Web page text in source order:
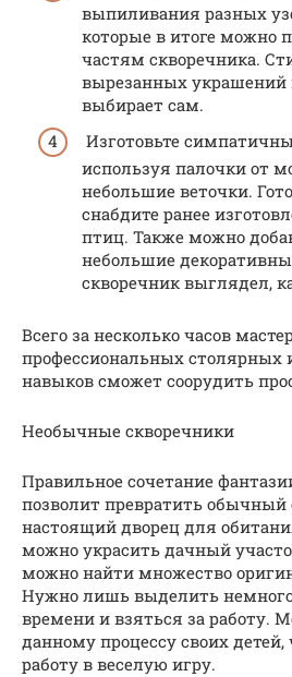
выпиливания разных
которые в итоге можно
частям скворечника.
вырезанных
выбирает сам.
Изготовьте
используя палочки от
небольшие веточки.
снабдите ранее
птиц. Также можно
небольшие
скворечник выглядел,
Всего за несколько часов
профессиональных столярных
навыков сможет соорудить
Необычные скворечники
Правильное сочетание
позволит превратить обычный
настоящий дворец для
можно украсить дачный
можно найти множество
Нужно лишь выделить немного
времени и взяться за работу.
данному процессу своих
работу в веселую игру.